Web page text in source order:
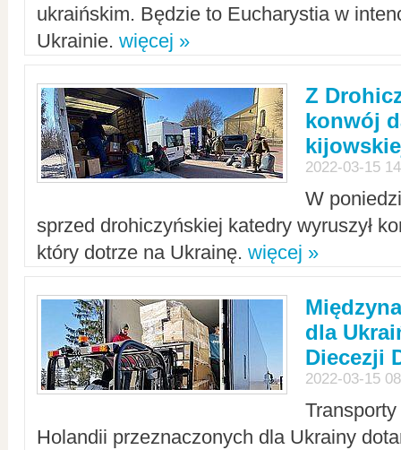
ukraińskim. Będzie to Eucharystia w
Ukrainie. więcej »
Z
konwój
2022-03-15
W
sprzed drohiczyńskiej katedry wyruszył
który dotrze na Ukrainę. więcej »
dla
Diecezji
2022-03-15
Holandii przeznaczonych dla Ukrainy